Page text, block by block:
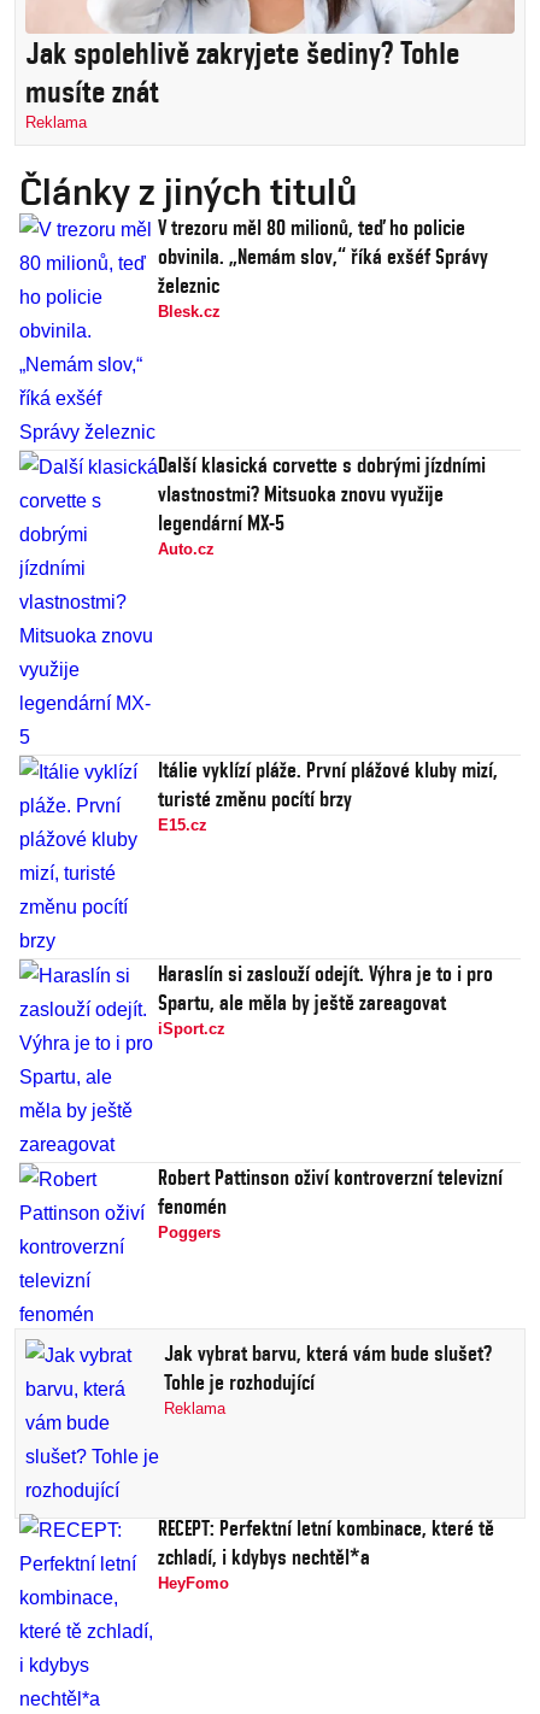
Jak spolehlivě zakryjete šediny? Tohle
musíte znát
Reklama
Články z jiných titulů
V trezoru měl 80 milionů, teď ho policie
obvinila. „Nemám slov,“ říká exšéf Správy
železnic
Blesk.cz
Další klasická corvette s dobrými jízdními
vlastnostmi? Mitsuoka znovu využije
legendární MX-5
Auto.cz
Itálie vyklízí pláže. První plážové kluby mizí,
turisté změnu pocítí brzy
E15.cz
Haraslín si zaslouží odejít. Výhra je to i pro
Spartu, ale měla by ještě zareagovat
iSport.cz
Robert Pattinson oživí kontroverzní televizní
fenomén
Poggers
Jak vybrat barvu, která vám bude slušet?
Tohle je rozhodující
Reklama
RECEPT: Perfektní letní kombinace, které tě
zchladí, i kdybys nechtěl*a
HeyFomo